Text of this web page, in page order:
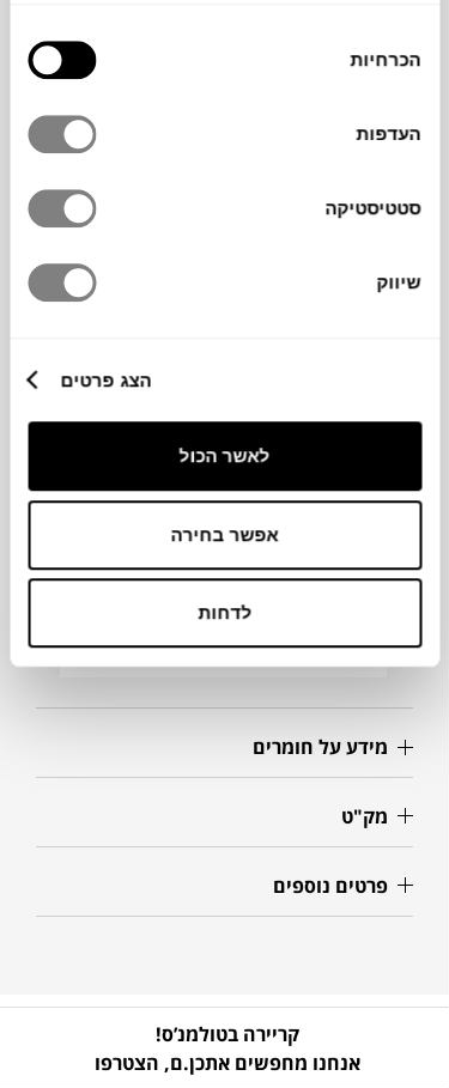
הסכמה
הכרחיות
העדפות
סטטיסטיקה
שיווק
הצג פרטים
לאשר הכול
אפשר בחירה
לדחות
101COPENHAGEN
הם סט של שני פסלי
קרמיקה המאתגרים תפיסות מסורתיות של צורה
ואיזון. בעיצובם של KristianSofus Hansen &
Tommy Hyldahl, הפסלים שואבים השראה
היפנית Ori, שפירושה לקפל, ומתורגמים
למבנה שנראה ככזה שהתקפל והתעוות תוך כדי
עם פני שטח המדגישים את הקפלים, הסיבובים
והמעברים בין המשטחים. הצורה משתנה לפי
להציב את הפסלים יחד או בנפרד על קונסולה,
שולחן סלון או מדף.
15X15X16H ס"מ
מידע על חומרים
מק"ט
פרטים נוספים
קריירה בטולמנ’ס!
אנחנו מחפשים אתכן.ם, הצטרפו